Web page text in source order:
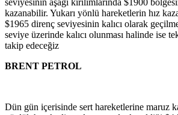
kazanabilir. Yukarı yönlü hareketlerin hız
$1965 direnç seviyesinin kalıcı olarak
seviye üzerinde kalıcı olunması halinde ise
takip edeceğiz
BRENT PETROL
Dün gün içerisinde sert hareketlerine maruz